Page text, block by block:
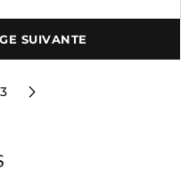
SUIVANTE
3